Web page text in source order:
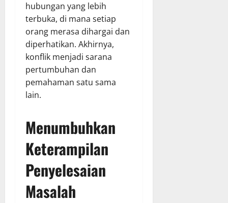
hubungan yang lebih
terbuka, di mana setiap
orang merasa dihargai dan
diperhatikan. Akhirnya,
konflik menjadi sarana
pertumbuhan dan
pemahaman satu sama
lain.
Menumbuhkan
Keterampilan
Penyelesaian
Masalah